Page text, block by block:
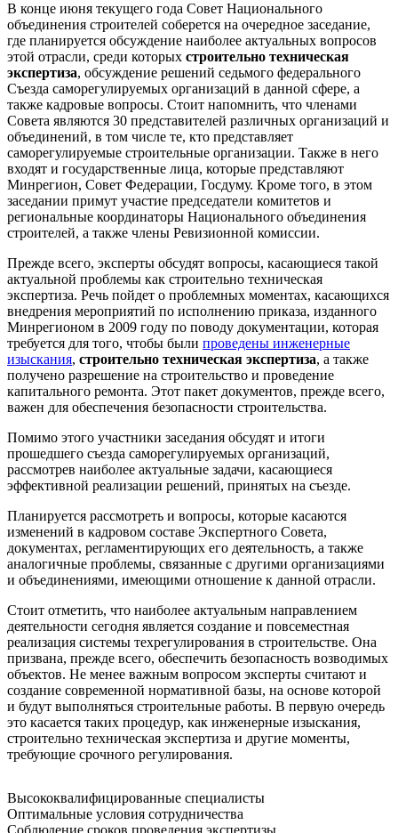
В конце июня текущего года Совет Национального
объединения строителей соберется на очередное заседание,
где планируется обсуждение наиболее актуальных вопросов
этой отрасли, среди которых строительно техническая
экспертиза, обсуждение решений седьмого федерального
Съезда саморегулируемых организаций в данной сфере, а
также кадровые вопросы. Стоит напомнить, что членами
Совета являются 30 представителей различных организаций и
объединений, в том числе те, кто представляет
саморегулируемые строительные организации. Также в него
входят и государственные лица, которые представляют
Минрегион, Совет Федерации, Госдуму. Кроме того, в этом
заседании примут участие председатели комитетов и
региональные координаторы Национального объединения
строителей, а также члены Ревизионной комиссии.
Прежде всего, эксперты обсудят вопросы, касающиеся такой
актуальной проблемы как строительно техническая
экспертиза. Речь пойдет о проблемных моментах, касающихся
внедрения мероприятий по исполнению приказа, изданного
Минрегионом в 2009 году по поводу документации, которая
требуется для того, чтобы были проведены инженерные
изыскания, строительно техническая экспертиза, а также
получено разрешение на строительство и проведение
капитального ремонта. Этот пакет документов, прежде всего,
важен для обеспечения безопасности строительства.
Помимо этого участники заседания обсудят и итоги
прошедшего съезда саморегулируемых организаций,
рассмотрев наиболее актуальные задачи, касающиеся
эффективной реализации решений, принятых на съезде.
Планируется рассмотреть и вопросы, которые касаются
изменений в кадровом составе Экспертного Совета,
документах, регламентирующих его деятельность, а также
аналогичные проблемы, связанные с другими организациями
и объединениями, имеющими отношение к данной отрасли.
Стоит отметить, что наиболее актуальным направлением
деятельности сегодня является создание и повсеместная
реализация системы техрегулирования в строительстве. Она
призвана, прежде всего, обеспечить безопасность возводимых
объектов. Не менее важным вопросом эксперты считают и
создание современной нормативной базы, на основе которой
и будут выполняться строительные работы. В первую очередь
это касается таких процедур, как инженерные изыскания,
строительно техническая экспертиза и другие моменты,
требующие срочного регулирования.
Высококвалифицированные специалисты
Оптимальные условия сотрудничества